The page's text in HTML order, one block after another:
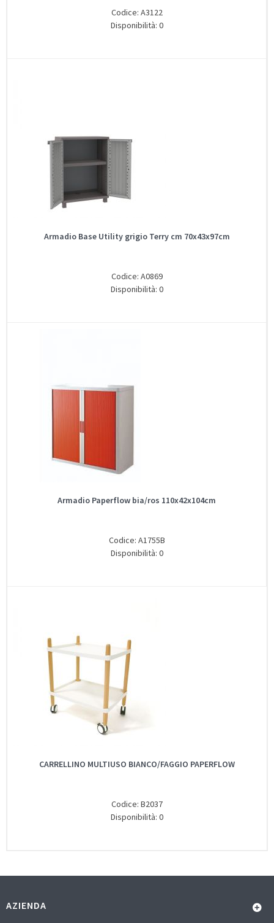
Codice: A3122
Disponibilità: 0
Armadio Base Utility grigio Terry cm 70x43x97cm
Codice: A0869
Disponibilità: 0
Armadio Paperflow bia/ros 110x42x104cm
Codice: A1755B
Disponibilità: 0
CARRELLINO MULTIUSO BIANCO/FAGGIO PAPERFLOW
Codice: B2037
Disponibilità: 0
AZIENDA